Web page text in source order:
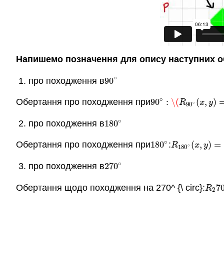
Напишемо позначення для опису наступних
про походження в90∘
90∘
Обертання про походження при90∘ : \(R90∘ (x, y)
90∘ : \(R90∘ (x,y)= (
про походження в180∘
180∘
Обертання про походження при180∘
180∘:R180∘ (x, y) =
R180∘(x,y )=
про походження в270∘
270∘
Обертання щодо походження на 270^ {\ circ}:R2
R2